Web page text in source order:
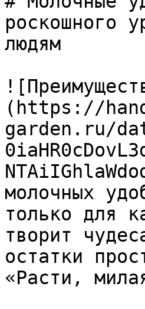
роскошного
людям
(https://
garden.ru/
молочных
только для
творит
остатки
«Расти,